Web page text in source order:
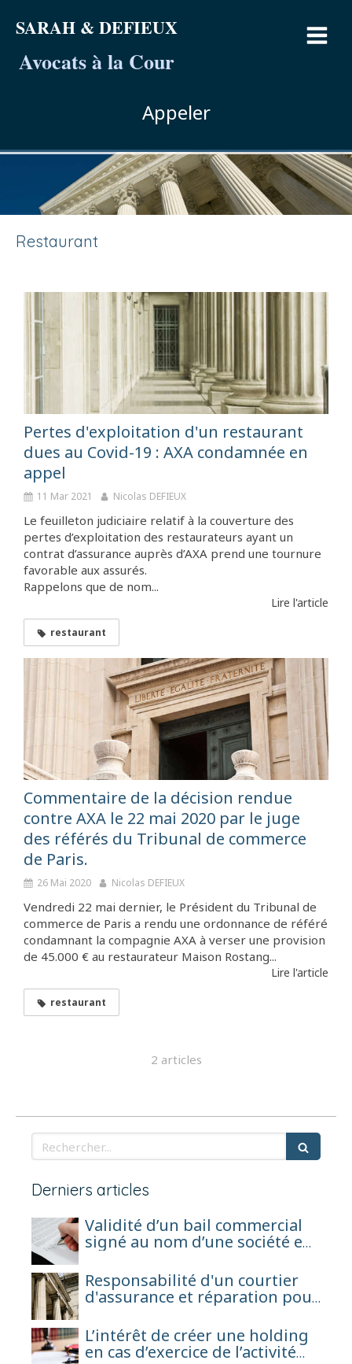
SARAH & DEFIEUX
Avocats à la Cour
Appeler
Restaurant
Pertes d'exploitation d'un restaurant
dues au Covid-19 : AXA condamnée en
appel
11 Mar 2021 Nicolas DEFIEUX
Le feuilleton judiciaire relatif à la couverture des
pertes d’exploitation des restaurateurs ayant un
contrat d’assurance auprès d’AXA prend une tournure
favorable aux assurés.
Rappelons que de nom...
Lire l'article
restaurant
Commentaire de la décision rendue
contre AXA le 22 mai 2020 par le juge
des référés du Tribunal de commerce
de Paris.
26 Mai 2020 Nicolas DEFIEUX
Vendredi 22 mai dernier, le Président du Tribunal de
commerce de Paris a rendu une ordonnance de référé
condamnant la compagnie AXA à verser une provision
de 45.000 € au restaurateur Maison Rostang...
Lire l'article
restaurant
2 articles
Rechercher
Derniers articles
Validité d’un bail commercial
signé au nom d’une société en
immatriculation
Responsabilité d'un courtier
d'assurance et réparation pour
L’intérêt de créer une holding
en cas d’exercice de l’activité